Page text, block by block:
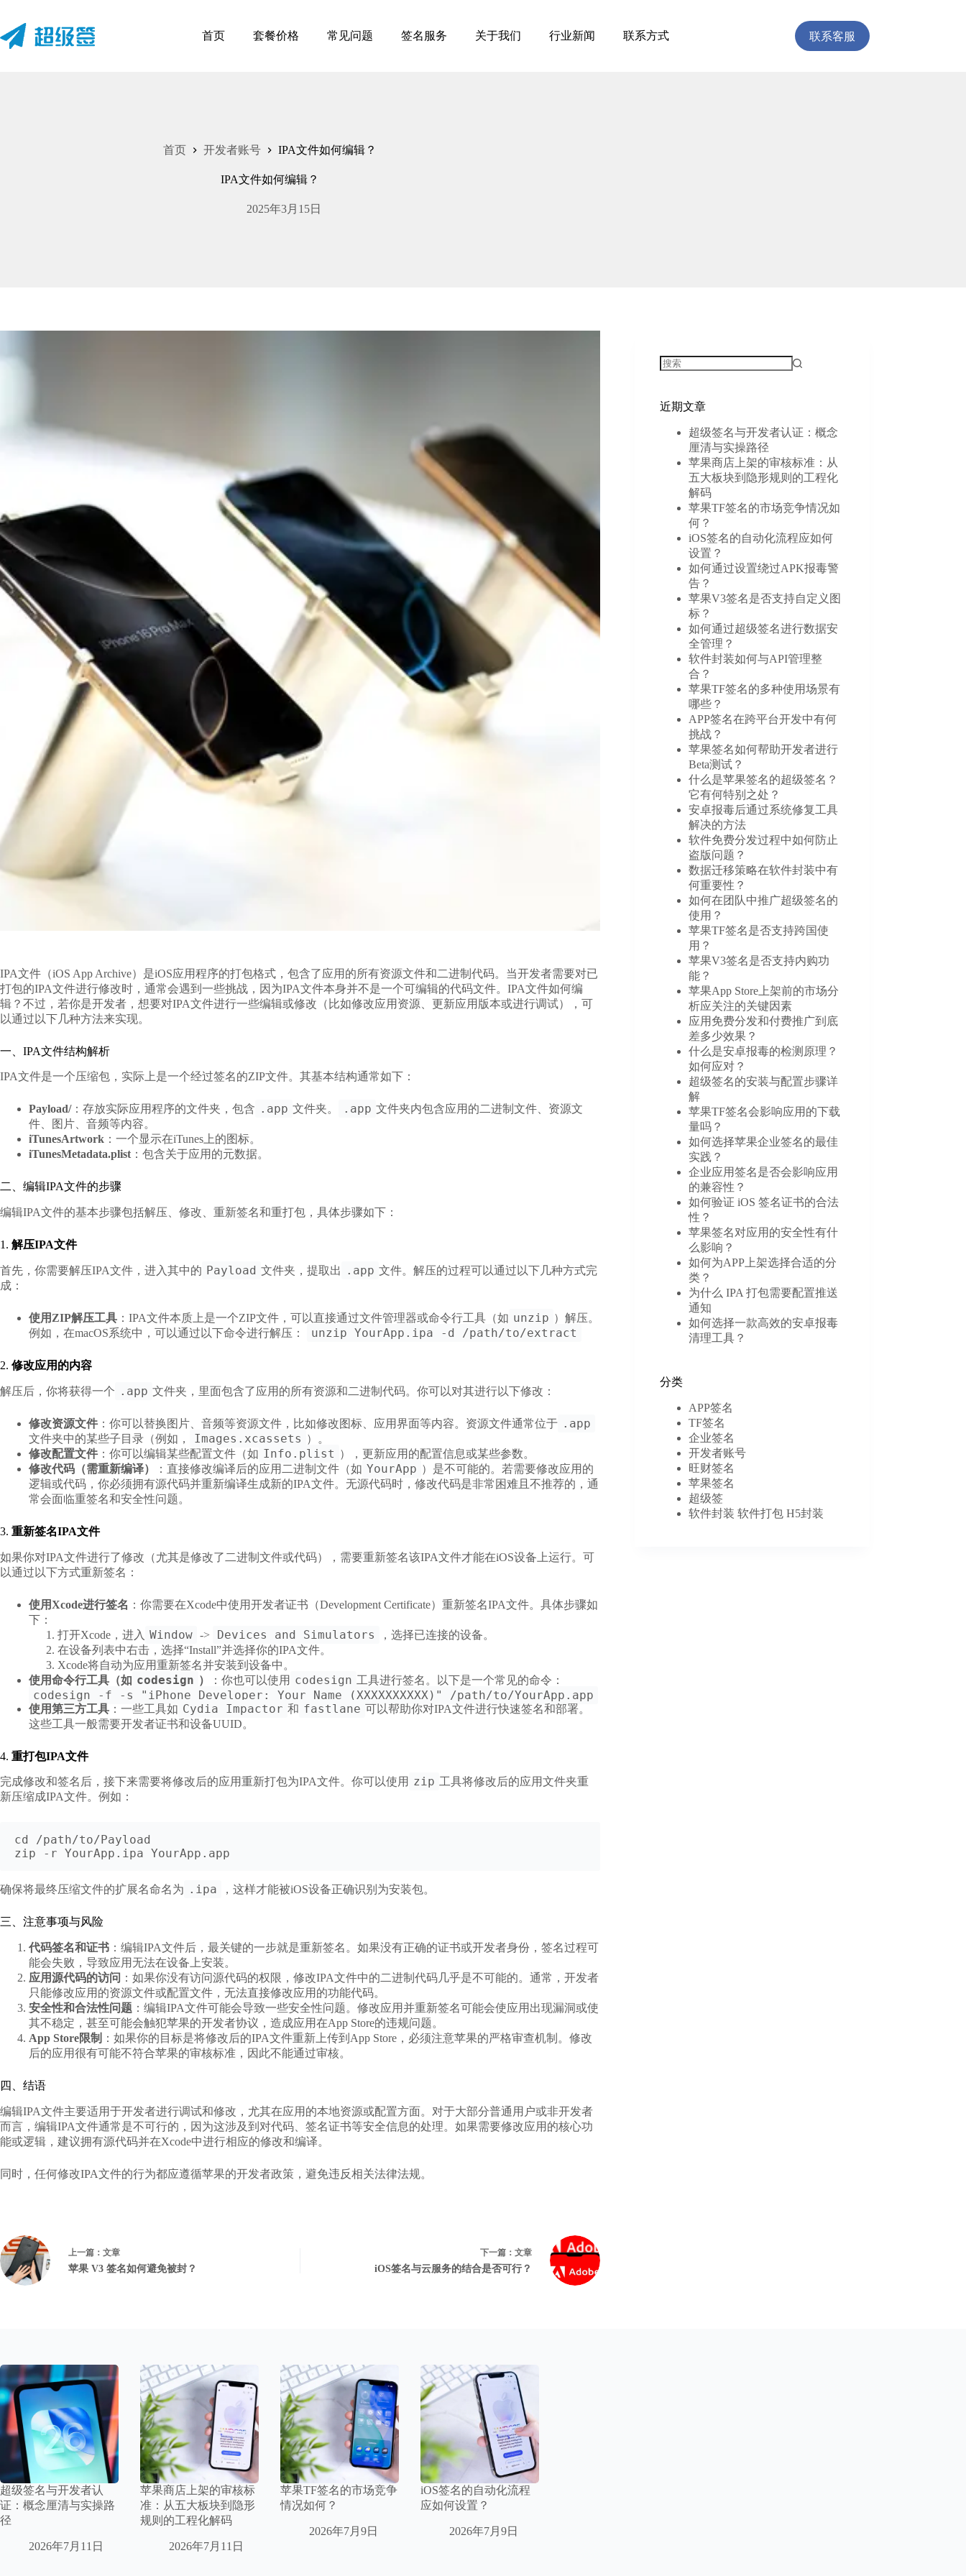
内
容
首页 套餐价格 常见问题 签名服务 关于我们 行业新闻 联系方式 联系客服
首页 开发者账号 IPA文件如何编辑？
IPA文件如何编辑？
2025年3月15日
IPA文件（iOS App Archive）是iOS应用程序的打包格式，包含了应用的所有资源文件和二进制代码。当开发者需要对已
打包的IPA文件进行修改时，通常会遇到一些挑战，因为IPA文件本身并不是一个可编辑的代码文件。 IPA文件如何编
辑 ？不过，若你是开发者，想要对IPA文件进行一些编辑或修改（比如修改应用资源、更新应用版本或进行调试），可
以通过以下几种方法来实现。
一、IPA文件结构解析
IPA文件是一个压缩包，实际上是一个经过签名的ZIP文件。其基本结构通常如下：
Payload/：存放实际应用程序的文件夹，包含 .app 文件夹。 .app 文件夹内包含应用的二进制文件、资源文
件、图片、音频等内容。
iTunesArtwork ：一个显示在iTunes上的图标。
iTunesMetadata.plist：包含关于应用的元数据。
二、编辑IPA文件的步骤
编辑IPA文件的基本步骤包括解压、修改、重新签名和重打包，具体步骤如下：
1. 解压IPA文件
首先，你需要解压IPA文件，进入其中的 Payload 文件夹，提取出 .app 文件。解压的过程可以通过以下几种方式完
成：
使用ZIP解压工具 ：IPA文件本质上是一个ZIP文件，可以直接通过文件管理器或命令行工具（如 unzip ）解压。
例如，在macOS系统中，可以通过以下命令进行解压：
unzip YourApp.ipa -d /path/to/extract
2. 修改应用的内容
解压后，你将获得一个 .app 文件夹，里面包含了应用的所有资源和二进制代码。你可以对其进行以下修改：
修改资源文件 ：你可以替换图片、音频等资源文件，比如修改图标、应用界面等内容。资源文件通常位于 .app
文件夹中的某些子目录（例如， Images.xcassets ）。
修改配置文件 ：你可以编辑某些配置文件（如 Info.plist ），更新应用的配置信息或某些参数。
修改代码（需重新编译）
：直接修改编译后的应用二进制文件（如 YourApp ）是不可能的。若需要修改应用的
逻辑或代码，你必须拥有源代码并重新编译生成新的IPA文件。无源代码时，修改代码是非常困难且不推荐的，通
常会面临重签名和安全性问题。
3. 重新签名IPA文件
如果你对IPA文件进行了修改（尤其是修改了二进制文件或代码），需要重新签名该IPA文件才能在iOS设备上运行。可
以通过以下方式重新签名：
使用Xcode进行签名 ：你需要在Xcode中使用开发者证书（Development Certificate）重新签名IPA文件。具体步骤如
下：
打开Xcode，进入 Window -> Devices and Simulators
，选择已连接的设备。
在设备列表中右击，选择“Install”并选择你的IPA文件。
Xcode将自动为应用重新签名并安装到设备中。
使用命令行工具（如 codesign ） ：你也可以使用 codesign 工具进行签名。以下是一个常见的命令：
codesign -f -s "iPhone Developer: Your Name (XXXXXXXXXX)" /path/to/YourApp.app
使用第三方工具 ：一些工具如 Cydia Impactor 和 fastlane 可以帮助你对IPA文件进行快速签名和部署。
这些工具一般需要开发者证书和设备UUID。
4. 重打包IPA文件
完成修改和签名后，接下来需要将修改后的应用重新打包为IPA文件。你可以使用 zip 工具将修改后的应用文件夹重
新压缩成IPA文件。例如：
cd /path/to/Payload
确保将最终压缩文件的扩展名命名为 .ipa ，这样才能被iOS设备正确识别为安装包。
三、注意事项与风险
代码签名和证书 ：编辑IPA文件后，最关键的一步就是重新签名。如果没有正确的证书或开发者身份，签名过程可
能会失败，导致应用无法在设备上安装。
应用源代码的访问 ：如果你没有访问源代码的权限，修改IPA文件中的二进制代码几乎是不可能的。通常，开发者
只能修改应用的资源文件或配置文件，无法直接修改应用的功能代码。
安全性和合法性问题 ：编辑IPA文件可能会导致一些安全性问题。修改应用并重新签名可能会使应用出现漏洞或使
其不稳定，甚至可能会触犯苹果的开发者协议，造成应用在App Store的违规问题。
App Store限制 ：如果你的目标是将修改后的IPA文件重新上传到App Store，必须注意苹果的严格审查机制。修改
后的应用很有可能不符合苹果的审核标准，因此不能通过审核。
四、结语
编辑IPA文件主要适用于开发者进行调试和修改，尤其在应用的本地资源或配置方面。对于大部分普通用户或非开发者
而言，编辑IPA文件通常是不可行的，因为这涉及到对代码、签名证书等安全信息的处理。如果需要修改应用的核心功
能或逻辑，建议拥有源代码并在Xcode中进行相应的修改和编译。
同时，任何修改IPA文件的行为都应遵循苹果的开发者政策，避免违反相关法律法规。
上一篇： 文章
苹果 V3 签名如何避免被封？
下一篇： 文章
iOS签名与云服务的结合是否可行？
果
近期文章
超级签名与开发者认证：概念
厘清与实操路径
苹果商店上架的审核标准：从
五大板块到隐形规则的工程化
解码
苹果TF签名的市场竞争情况如
何？
iOS签名的自动化流程应如何
设置？
如何通过设置绕过APK报毒警
告？
苹果V3签名是否支持自定义图
标？
如何通过超级签名进行数据安
全管理？
软件封装如何与API管理整
合？
苹果TF签名的多种使用场景有
哪些？
APP签名在跨平台开发中有何
挑战？
苹果签名如何帮助开发者进行
Beta测试？
什么是苹果签名的超级签名？
它有何特别之处？
安卓报毒后通过系统修复工具
解决的方法
软件免费分发过程中如何防止
盗版问题？
数据迁移策略在软件封装中有
何重要性？
如何在团队中推广超级签名的
使用？
苹果TF签名是否支持跨国使
用？
苹果V3签名是否支持内购功
能？
苹果App Store上架前的市场分
析应关注的关键因素
应用免费分发和付费推广到底
差多少效果？
什么是安卓报毒的检测原理？
如何应对？
超级签名的安装与配置步骤详
解
苹果TF签名会影响应用的下载
量吗？
如何选择苹果企业签名的最佳
实践？
企业应用签名是否会影响应用
的兼容性？
如何验证 iOS 签名证书的合法
性？
苹果签名对应用的安全性有什
么影响？
如何为APP上架选择合适的分
类？
为什么 IPA 打包需要配置推送
通知
如何选择一款高效的安卓报毒
清理工具？
分类
APP签名
TF签名
企业签名
开发者账号
旺财签名
苹果签名
超级签
软件封装 软件打包 H5封装
超级签名与开发者认
证：概念厘清与实操路
径
2026年7月11日
苹果商店上架的审核标
准：从五大板块到隐形
规则的工程化解码
2026年7月11日
苹果TF签名的市场竞争
情况如何？
2026年7月9日
iOS签名的自动化流程
应如何设置？
2026年7月9日